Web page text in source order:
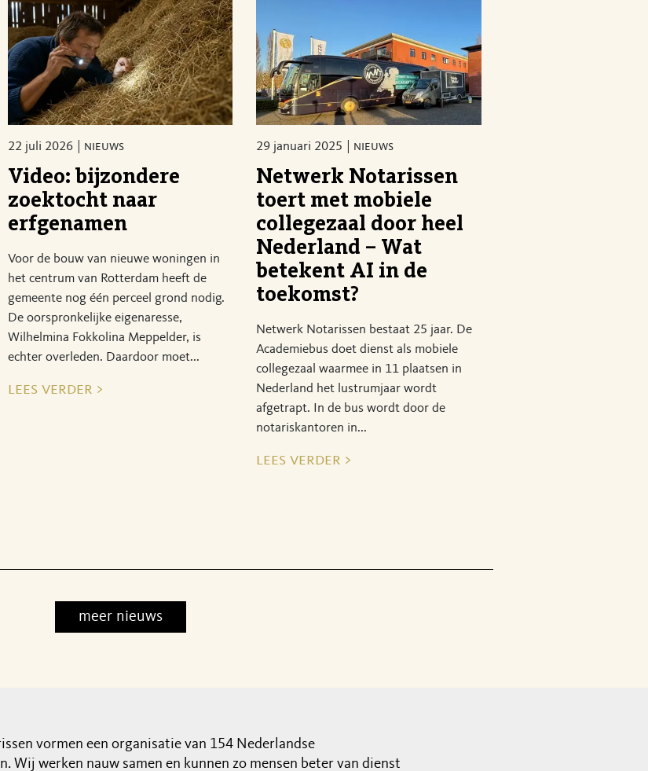
22 juli 2026 nieuws
Video: bijzondere
zoektocht naar
erfgenamen
Voor de bouw van nieuwe woningen in
het centrum van Rotterdam heeft de
gemeente nog één perceel grond nodig.
De oorspronkelijke eigenaresse,
Wilhelmina Fokkolina Meppelder, is
echter overleden. Daardoor moet...
lees verder >
29 januari 2025 nieuws
Netwerk Notarissen
toert met mobiele
collegezaal door heel
Nederland – Wat
betekent AI in de
toekomst?
Netwerk Notarissen bestaat 25 jaar. De
Academiebus doet dienst als mobiele
collegezaal waarmee in 11 plaatsen in
Nederland het lustrumjaar wordt
afgetrapt. In de bus wordt door de
notariskantoren in...
lees verder >
meer nieuws
vormen een organisatie van 154 Nederlandse
Wij werken nauw samen en kunnen zo mensen beter van dienst